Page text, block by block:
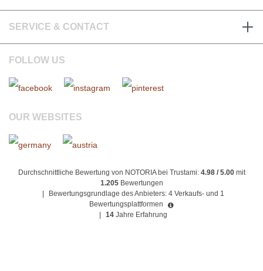
SERVICE & CONTACT
FOLLOW US
OUR WEBSITES
Durchschnittliche Bewertung von NOTORIA bei Trustami: 4.98 / 5.00mit
1.205 Bewertungen
Bewertungsgrundlage des Anbieters: 4 Verkaufs- und 1
Bewertungsplattformen
14 Jahre Erfahrung